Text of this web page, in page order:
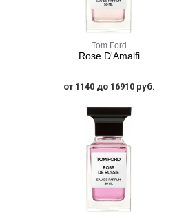
Tom Ford
Rose D'Amalfi
от 1140 до 16910 руб.